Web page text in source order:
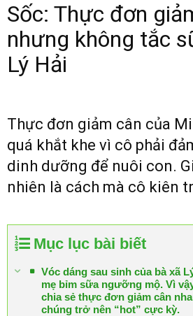
Sốc: Thực đơn
nhưng không tắc
Lý Hải
Thực đơn giảm cân của
quá khắt khe vì cô phải
dinh dưỡng để nuôi con.
nhiên là cách mà cô kiên
Mục lục bài biết
Vóc dáng sau sinh của bà xã
mẹ bỉm sữa ngưỡng mộ. Vì
chia sẻ thực đơn giảm cân
chúng trở nên “hot” cực kỳ.